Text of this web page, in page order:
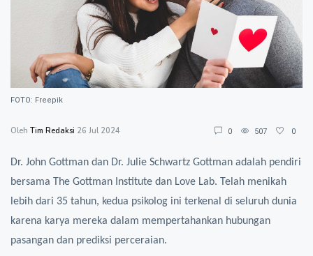
FOTO: Freepik
Oleh Tim Redaksi 26 Jul 2024 0 507 0
Dr. John Gottman dan Dr. Julie Schwartz Gottman adalah pendiri
bersama The Gottman Institute dan Love Lab. Telah menikah
lebih dari 35 tahun, kedua psikolog ini terkenal di seluruh dunia
karena karya mereka dalam mempertahankan hubungan
pasangan dan prediksi perceraian.